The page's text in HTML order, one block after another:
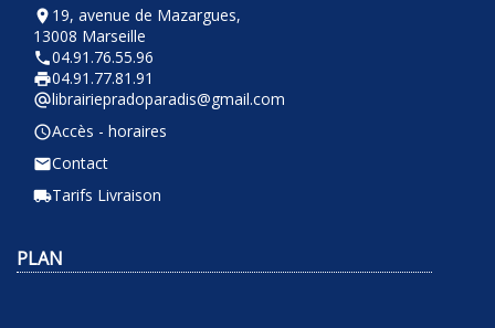
room 19, avenue de Mazargues,
13008 Marseille
phone04.91.76.55.96
local_printshop04.91.77.81.91
alternate_emaillibrairiepradoparadis@gmail.com
query_builderAccès - horaires
emailContact
local_shippingTarifs Livraison
PLAN